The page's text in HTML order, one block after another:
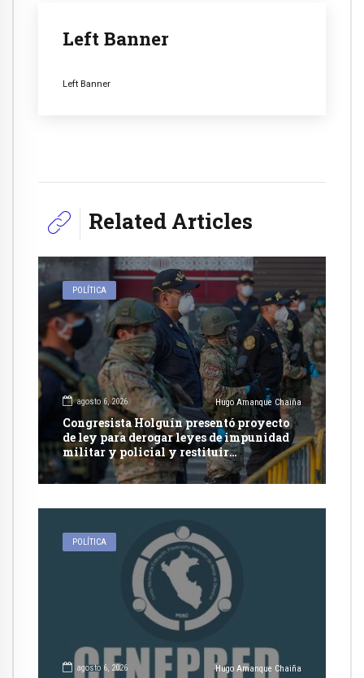
Left Banner
Left Banner
Related Articles
POLÍTICA
agosto 6, 2026 Hugo Amanque Chaiña
Congresista Holguín presentó proyecto
de ley para derogar leyes de impunidad
militar y policial y restituir
competencia de justicia ordinaria
POLÍTICA
agosto 6, 2026 Hugo Amanque Chaiña